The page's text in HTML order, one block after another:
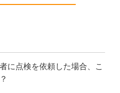
に点検を依頼した場合、こ